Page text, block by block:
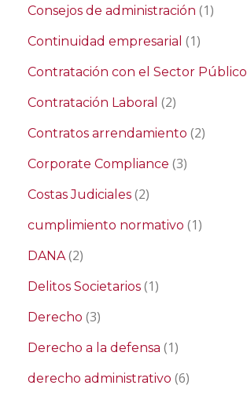
Consejos de administración (1)
Continuidad empresarial (1)
Contratación con el Sector Público
Contratación Laboral (2)
Contratos arrendamiento (2)
Corporate Compliance (3)
Costas Judiciales (2)
cumplimiento normativo (1)
DANA(2)
Delitos Societarios (1)
Derecho (3)
Derecho a la defensa (1)
derecho administrativo (6)